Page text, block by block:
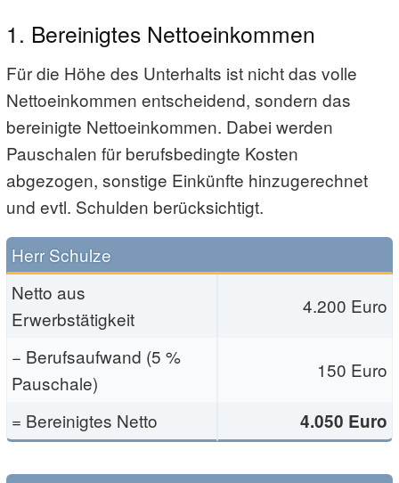
1. Bereinigtes Nettoeinkommen
Für die Höhe des Unterhalts ist nicht das volle
Nettoeinkommen entscheidend, sondern das
bereinigte Nettoeinkommen. Dabei werden
Pauschalen für berufsbedingte Kosten
abgezogen, sonstige Einkünfte hinzugerechnet
und evtl. Schulden berücksichtigt.
Herr Schulze
Netto aus
Erwerbstätigkeit
4.200 Euro
− Berufsaufwand (5 %
Pauschale)
150 Euro
= Bereinigtes Netto 4.050 Euro